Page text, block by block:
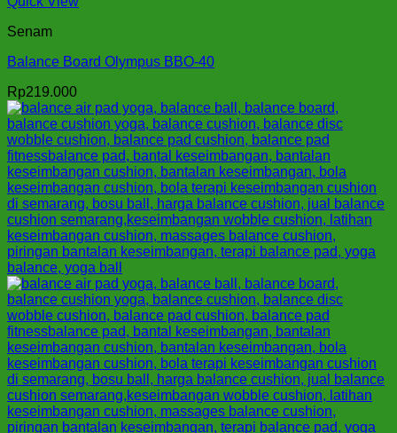
Senam
Balance Board Olympus BBO-40
Rp219.000